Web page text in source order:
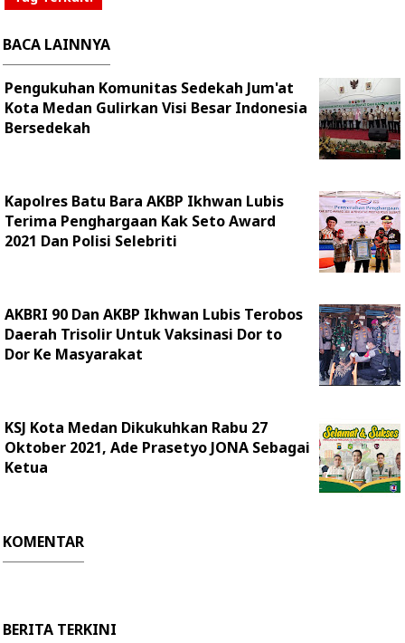
BACA LAINNYA
Pengukuhan Komunitas Sedekah Jum'at
Kota Medan Gulirkan Visi Besar Indonesia
Bersedekah
Kapolres Batu Bara AKBP Ikhwan Lubis
Terima Penghargaan Kak Seto Award
2021 Dan Polisi Selebriti
AKBRI 90 Dan AKBP Ikhwan Lubis Terobos
Daerah Trisolir Untuk Vaksinasi Dor to
Dor Ke Masyarakat
KSJ Kota Medan Dikukuhkan Rabu 27
Oktober 2021, Ade Prasetyo JONA Sebagai
Ketua
KOMENTAR
BERITA TERKINI